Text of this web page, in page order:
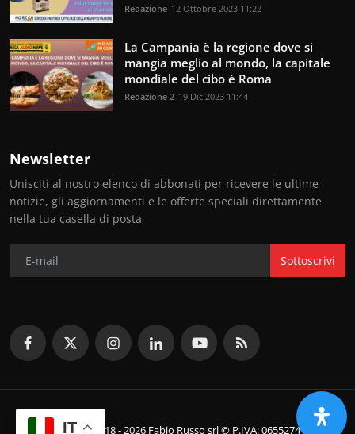
Redazione 12 Ottobre 2023 11:22
La Campania è la regione dove si
mangia meglio al mondo, la capitale
mondiale del cibo è Roma
Redazione 2 19 Dic 2023 11:44
Newsletter
Unisciti al nostro elenco di abbonati per ricevere le ultime
notizie, gli aggiornamenti e le offerte speciali direttamente
nella tua casella di posta
Sottoscrivi
© Copyright 2018 - 2026 Fabio Russo srl © P.IVA: 06552741214
IT